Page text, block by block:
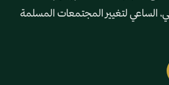
الساعي لتغيير المجتمعات المسلمة